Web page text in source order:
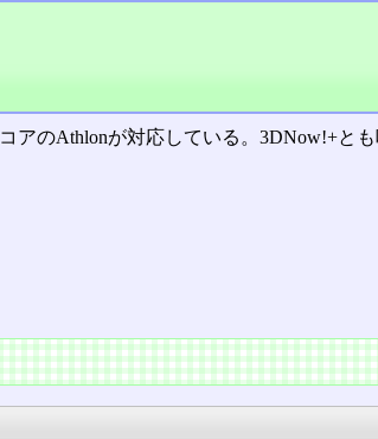
コアのAthlonが対応している。3DNow!+と